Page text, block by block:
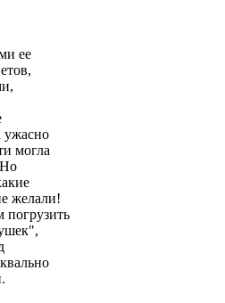
ее
ужасно
могла
Но
желали!